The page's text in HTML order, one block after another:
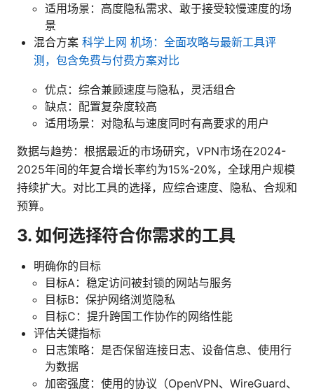
适用场景：高度隐私需求、敢于接受较慢速度的场
景
混合方案 科学上网 机场：全面攻略与最新工具评
测，包含免费与付费方案对比
优点：综合兼顾速度与隐私，灵活组合
缺点：配置复杂度较高
适用场景：对隐私与速度同时有高要求的用户
数据与趋势：根据最近的市场研究，VPN市场在2024-
2025年间的年复合增长率约为15%-20%，全球用户规模
持续扩大。对比工具的选择，应综合速度、隐私、合规和
预算。
3. 如何选择符合你需求的工具
明确你的目标
目标A：稳定访问被封锁的网站与服务
目标B：保护网络浏览隐私
目标C：提升跨国工作协作的网络性能
评估关键指标
日志策略：是否保留连接日志、设备信息、使用行
为数据
加密强度：使用的协议（OpenVPN、WireGuard、